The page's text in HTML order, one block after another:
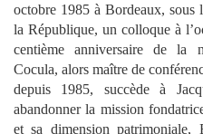
octobre 1985 à Bordeaux, sous
la République, un colloque à
centième anniversaire de la
Cocula, alors maître de
depuis 1985, succède à
abandonner la mission
et sa dimension